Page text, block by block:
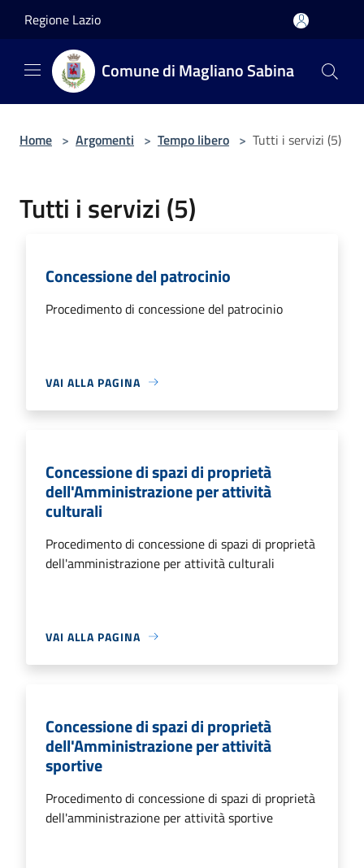
Regione Lazio
Comune di Magliano Sabina
Home > Argomenti > Tempo libero > Tutti i servizi (5)
Tutti i servizi (5)
Concessione del patrocinio
Procedimento di concessione del patrocinio
VAI ALLA PAGINA
Concessione di spazi di proprietà
dell'Amministrazione per attività
culturali
Procedimento di concessione di spazi di proprietà
dell'amministrazione per attività culturali
VAI ALLA PAGINA
Concessione di spazi di proprietà
dell'Amministrazione per attività
sportive
Procedimento di concessione di spazi di proprietà
dell'amministrazione per attività sportive